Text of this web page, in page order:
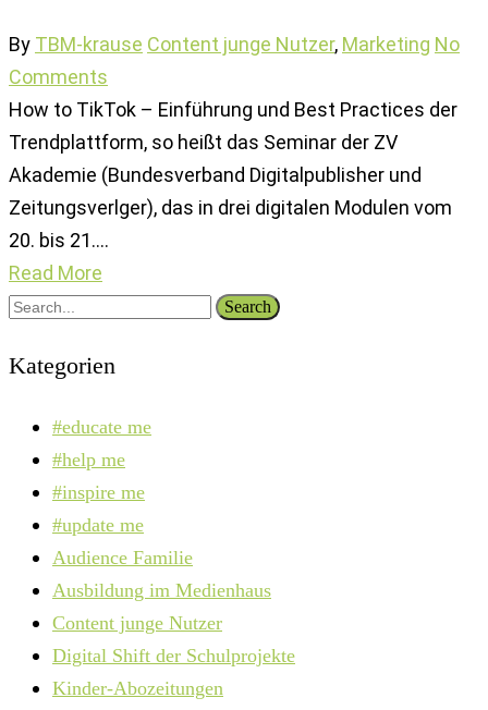
By TBM-krause Content junge Nutzer, Marketing No
Comments
How to TikTok – Einführung und Best Practices der
Trendplattform, so heißt das Seminar der ZV
Akademie (Bundesverband Digitalpublisher und
Zeitungsverlger), das in drei digitalen Modulen vom
20. bis 21.…
Read More
Search
Kategorien
#educate me
#help me
#inspire me
#update me
Audience Familie
Ausbildung im Medienhaus
Content junge Nutzer
Digital Shift der Schulprojekte
Kinder-Abozeitungen